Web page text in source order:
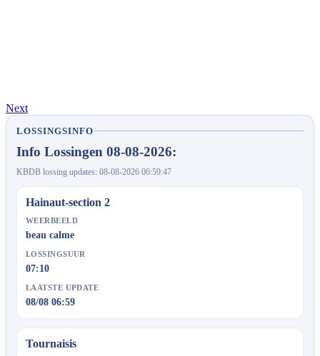
Next
LOSSINGSINFO
Info Lossingen 08-08-2026:
KBDB lossing updates: 08-08-2026 06:59:47
Hainaut-section 2
WEERBEELD
beau calme
LOSSINGSUUR
07:10
LAATSTE UPDATE
08/08 06:59
Tournaisis